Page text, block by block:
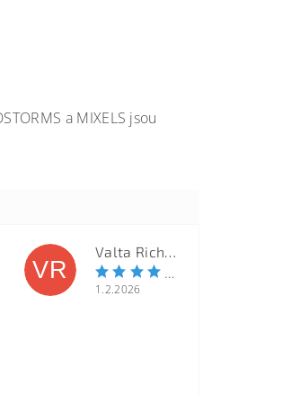
a MIXELS jsou
VR
Valta Richard
1.2.2026